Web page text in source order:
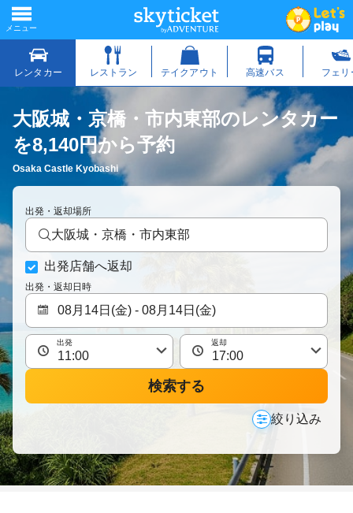
大阪城・京橋・市内東部のレンタカー
を8,140円から予約
Osaka Castle Kyobashi
出発・返却場所
大阪城・京橋・市内東部
出発店舗へ返却
出発・返却日時
出発 返却
検索する
絞り込み